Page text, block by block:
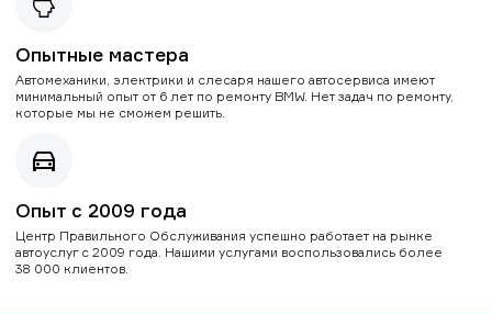
Опытные мастера
Автомеханики, электрики и слесаря нашего автосервиса имеют
минимальный опыт от 6 лет по ремонту BMW. Нет задач по ремонту,
которые мы не сможем решить.
Опыт с 2009 года
Центр Правильного Обслуживания успешно работает на рынке
автоуслуг с 2009 года. Нашими услугами воспользовались более
38 000 клиентов.